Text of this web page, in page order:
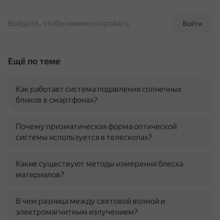
Войти
Войдите, чтобы комментировать
Ещё по теме
Как работает система подавления солнечных
бликов в смартфонах?
Почему призматическая форма оптической
системы используется в телескопах?
Какие существуют методы измерения блеска
материалов?
В чем разница между световой волной и
электромагнитным излучением?